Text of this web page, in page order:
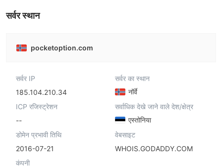
सर्वर स्थान
pocketoption.com
सर्वर IP
185.104.210.34
सर्वर का स्थान
नॉर्वे
ICP रजिस्ट्रेशन
--
सर्वाधिक देखे जाने वाले देश/क्षेत्र
एस्तोनिया
डोमेन प्रभावी तिथि
2016-07-21
वेबसाइट
WHOIS.GODADDY.COM
कंपनी